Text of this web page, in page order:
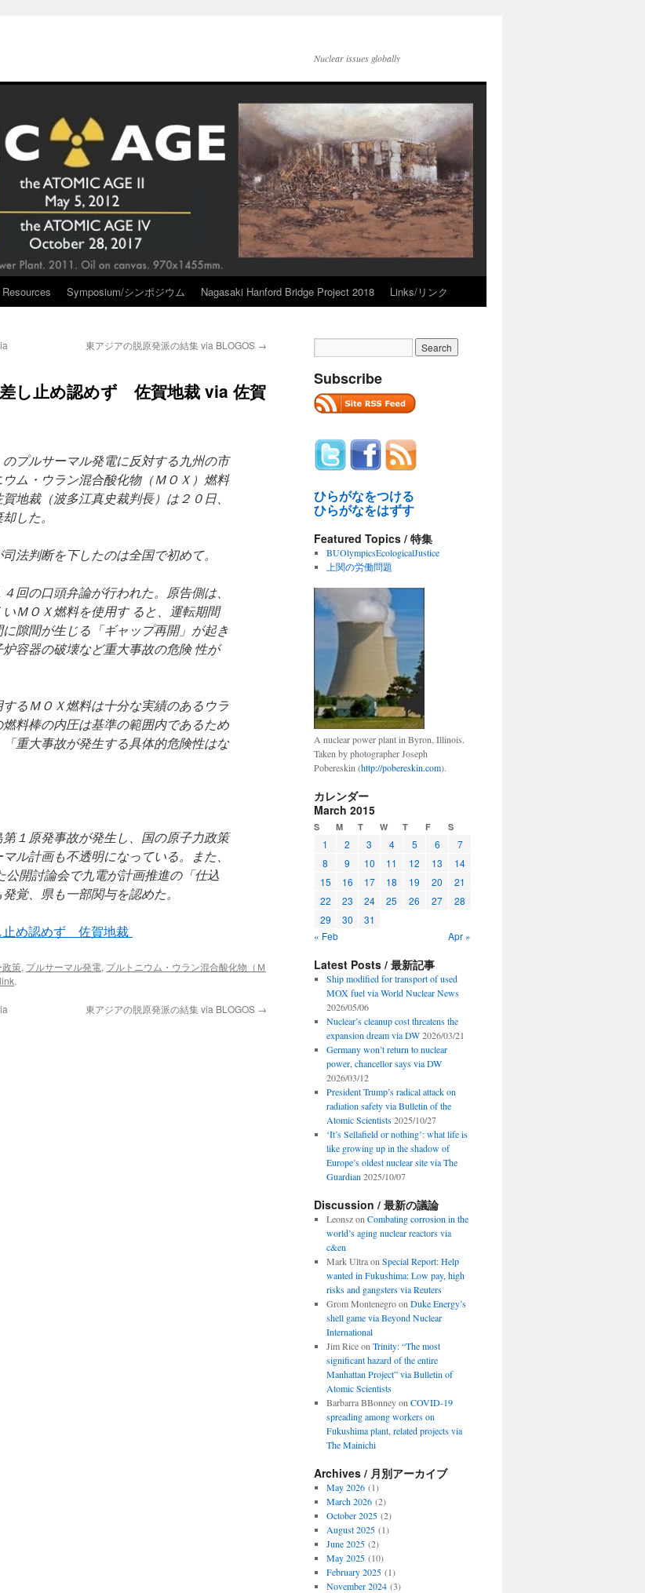
Nuclear issues globally
Resources Symposium/シンポジウム Nagasaki Hanford Bridge Project 2018 Links/リンク
東アジアの脱原発派の結集 via BLOGOS →
し止め認めず 佐賀地裁 via 佐賀
プルサーマル発電に反対する九州の市
ム・ウラン混合酸化物（ＭＯＸ）燃料
地裁（波多江真史裁判長）は２０日、
した。
法判断を下したのは全国で初めて。
回の口頭弁論が行われた。原告側は、
ＭＯＸ燃料を使用す ると、運転期間
隙間が生じる「ギャップ再開」が起き
容器の破壊など重大事故の危険 性が
るＭＯＸ燃料は十分な実績のあるウラ
料棒の内圧は基準の範囲内であるため
重大事故が発生する具体的危険性はな
１原発事故が発生し、国の原子力政策
ル計画も不透明になっている。また、
開討論会で九電が計画推進の「仕込
覚、県も一部関与を認めた。
止め認めず 佐賀地裁
政策, プルサーマル発電, プルトニウム・ウラン混合酸化物（Ｍ
.
東アジアの脱原発派の結集 via BLOGOS →
Subscribe
ひらがなをつける
ひらがなをはずす
Featured Topics / 特集
BUOlympicsEcologicalJustice
上関の労働問題
A nuclear power plant in Byron, Illinois.
Taken by photographer Joseph
Pobereskin (http://pobereskin.com).
カレンダー
March 2015
S M T W T F S
1 2 3 4 5 6
7
8
9 10 11 12 13
14
15
16 17 18 19 20
21
22
23 24 25 26 27
28
29
30
31
« Feb
Apr »
Latest Posts / 最新記事
Ship modified for transport of used
MOX fuel via World Nuclear News
2026/05/06
Nuclear’s cleanup cost threatens the
expansion dream via DW 2026/03/21
Germany won’t return to nuclear
power, chancellor says via DW
2026/03/12
President Trump’s radical attack on
radiation safety via Bulletin of the
Atomic Scientists 2025/10/27
‘It’s Sellafield or nothing’: what life is
like growing up in the shadow of
Europe’s oldest nuclear site via The
Guardian 2025/10/07
Discussion / 最新の議論
Leonszon Combating corrosion in the
world’s aging nuclear reactors via
c&en
Mark Ultraon Special Report: Help
wanted in Fukushima: Low pay, high
risks and gangsters via Reuters
Grom Montenegroon Duke Energy’s
shell game via Beyond Nuclear
International
Jim Riceon Trinity: “The most
significant hazard of the entire
Manhattan Project” via Bulletin of
Atomic Scientists
Barbarra BBonneyon COVID-19
spreading among workers on
Fukushima plant, related projects via
The Mainichi
Archives / 月別アーカイブ
May 2026(1)
March 2026(2)
October 2025(2)
August 2025(1)
June 2025(2)
May 2025(10)
February 2025(1)
November 2024(3)